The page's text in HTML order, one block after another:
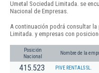
Umetal Sociedad Limitada. se
Nacional de Empresas.
A continuación podrá consultar
Limitada. y empresas con
Posición
Nacional
Nombre de la
415.523 PIVE RENTALS SL.